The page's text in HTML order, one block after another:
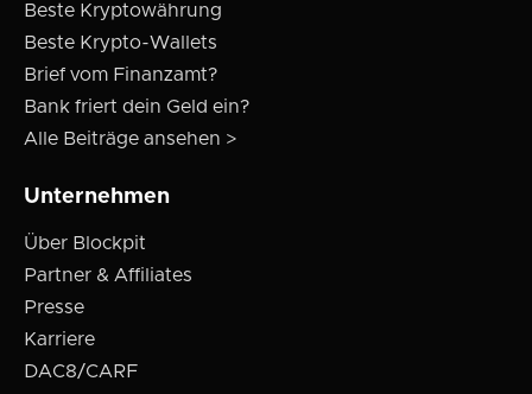
Beste Kryptowährung
Beste Krypto-Wallets
Brief vom Finanzamt?
Bank friert dein Geld ein?
Alle Beiträge ansehen >
Unternehmen
Über Blockpit
Partner & Affiliates
Presse
Karriere
DAC8/CARF